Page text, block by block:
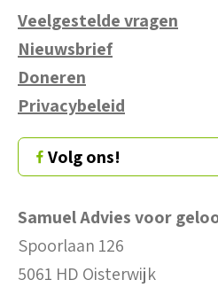
Veelgestelde vragen
Nieuwsbrief
Doneren
Privacybeleid
Volg ons!
Samuel Advies voor
Spoorlaan 126
5061 HD Oisterwijk